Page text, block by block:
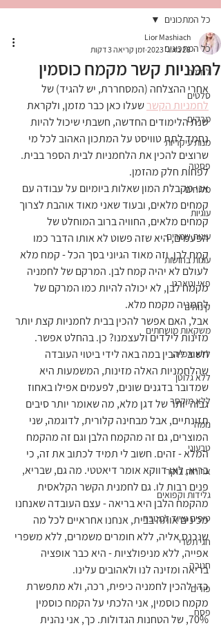
כל המתכונים
לחמים
סלטים
מרקים
מנות עיקריות
פסטה
מלוחים
עוגיות
עוגות שמרים
עוגות בחושות
פאי וטארט
קינוחים
משקאות מושחתים
ללא אפייה
ללא גלוטן
ללא מיקסר
נומה
טבעוני
ארוחות בוקר
גלידות וקפואים
טיפים וציוד למטבח
חגי תשרי
חנוכה
פורים
פסח
כל המתכונים
לחמניות קשר מקמח כוסמין
Lior Mashiach
28 באוג׳ 2023
זמן קריאה 3 דקות
אחרי ההצלחה (המסחררת, יש להגיד) של
לחמניות הקשר שעלו כאן כבר מזמן, ולקראת
שנת הלימודים החדשה, חשבתי שיכול להיות
נחמד לתת טוויסט על המתכון האהוב לכל מי
שרוצים להכין את הלחמניות לבית הספר בבית.
לפחות חלק מהזמן.
אני מקבלת המון שאלות ביומיום על עבודה עם
קמחים מלאים, ובעוד שאני מאוד אוהבת לצרוך
קמחים מלאים, החוויה ברוב המוחלט של
הפעמים, היא שזה פשוט לא אותו הדבר כמו
קמח לבן. וזה מאוד הגיוני בסך הכל - קמח מלא
לעולם לא יהיה קמח לבן. המרקם של לחמניה
מקמח לבן, לא יכולה להיות כמו המרקם של
לחמניה מקמח מלא.
אבל, האם אפשר להכין בבית לחמניות קצת יותר
מזינות לילדים ולעצמנו? כן. בהחלט אפשר.
חשוב להבין במה באה לידי ביטוי העובדה
שהלחמניות האלה מזינות, המשמעות היא
שמדובר בדגנים שונים, לפעמים אפילו באחוז
גבוה יותר של דגן מלא, מה שאומר יותר סיבים
תזונתיים, אבל מבחינה קלורית, לדוגמה, שני
המוצרים, גם זה מהקמח הלבן וגם זה מהקמח
המלא - זהים. חשוב לי תמיד לכתוב את זה, כי
בריא, לאו דווקא אומר דיאטטי. מה גם, שבריא,
פנים רבות לו. גם לחמנית הקשר הקלאסית
מהקמח הלבן היא בריאה - עצם העובדה שאנחנו
מכינים אותה בבית, אנחנו אחראיים לכל מה
שנכנס אליה, ללא חומרים משמרים, ללא משפרי
אפייה, ללא מניפולציות - היא כבר אופציה
בריאה ומזינה לנו ולאהובים עלינו.
כדי להכין לחמניה כיפית, רכה, ולא מתפשרת
מקמח כוסמין, אני הלכתי על הקמח כוסמין
70%, של הטחנות הגדולות. כך, אני נהנית